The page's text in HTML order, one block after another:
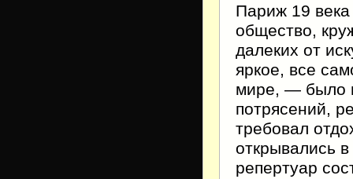
Париж 19
общество,
далеких от
яркое, все
мире, — было
потрясений,
требовал
открывались
репертуар